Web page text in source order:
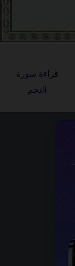
قراءة سورة
النجم